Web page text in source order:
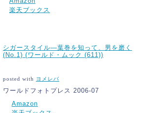
楽天ブックス
シガースタイル―葉巻を知って、男を磨く
(No.1) (ワールド・ムック (611))
posted with ヨメレバ
ワールドフォトプレス 2006-07
Amazon